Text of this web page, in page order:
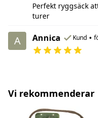
Perfekt ryggsäck
turer
A Annica Kund •
Vi rekommenderar